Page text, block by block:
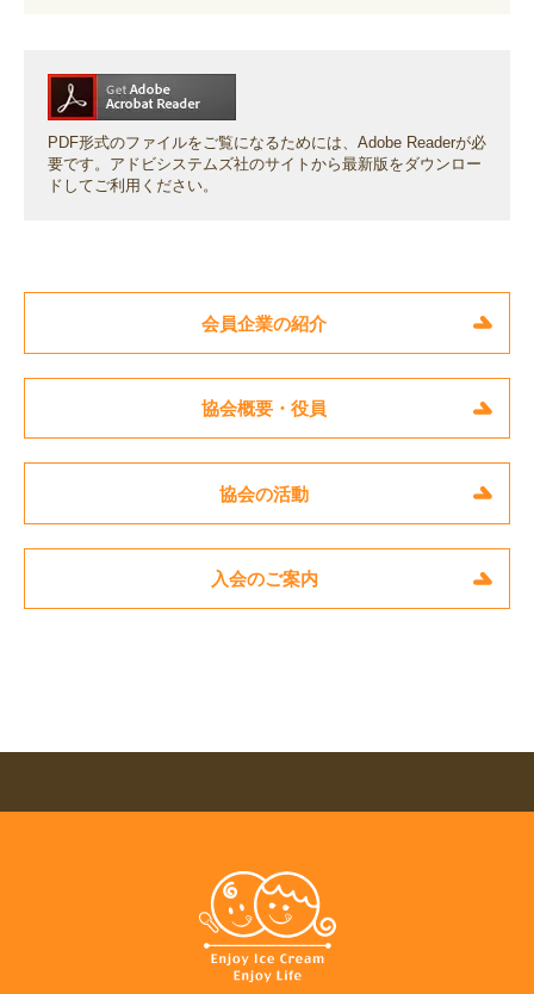
PDF形式のファイルをご覧になるためには、Adobe Readerが必
要です。 アドビシステムズ社のサイトから最新版をダウンロー
ドしてご利用ください。
会員企業の紹介
協会概要・役員
協会の活動
入会のご案内